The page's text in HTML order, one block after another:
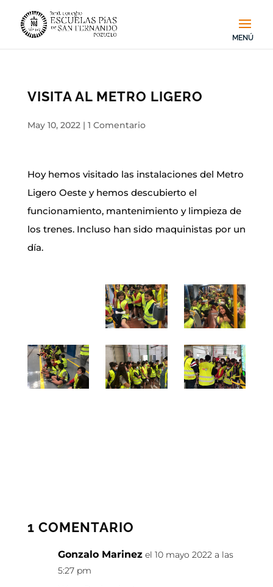
VISITA AL METRO LIGERO
May 10, 2022| 1 Comentario
Hoy hemos visitado las instalaciones del Metro
Ligero Oeste y hemos descubierto el
funcionamiento, mantenimiento y limpieza de
los trenes. Incluso han sido maquinistas por un
día.
1 COMENTARIO
Gonzalo Marinez el 10 mayo 2022 a las
5:27 pm